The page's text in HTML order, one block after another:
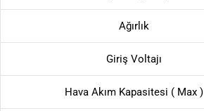
Ağırlık
Giriş Voltajı
Hava Akım Kapasitesi ( Max )